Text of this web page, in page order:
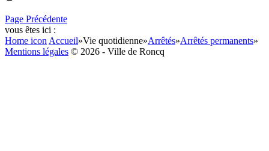
Page Précédente
vous êtes ici :
Home icon Accueil»Vie quotidienne»Arrêtés»Arrêtés permanents»
Mentions légales © 2026 - Ville de Roncq